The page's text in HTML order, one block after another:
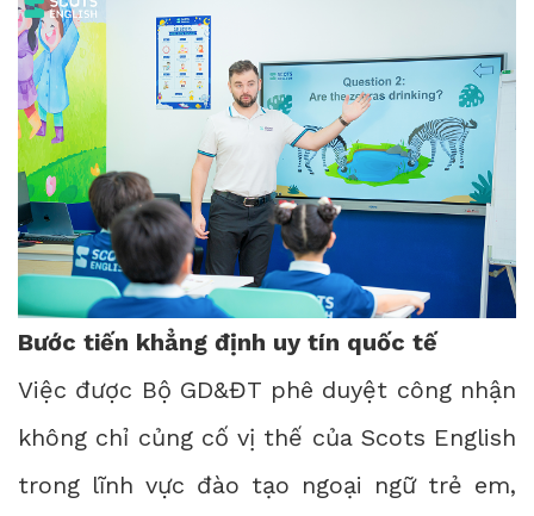
Bước tiến khẳng định uy tín quốc tế
Việc được Bộ GD&ĐT phê duyệt công nhận
không chỉ củng cố vị thế của Scots English
trong lĩnh vực đào tạo ngoại ngữ trẻ em,